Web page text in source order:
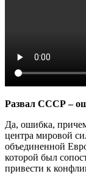
Развал СССР –
Да, ошибка,
центра мировой
объединенной
которой был
привести к